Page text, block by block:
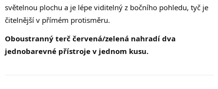
světelnou plochu a je lépe viditelný z bočního pohledu, tyč je
čitelnější v přímém protisměru.
Oboustranný terč červená/zelená nahradí dva
jednobarevné přístroje v jednom kusu.